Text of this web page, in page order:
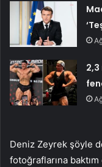
Deniz Zeyrek şöyle
fotoğraflarına